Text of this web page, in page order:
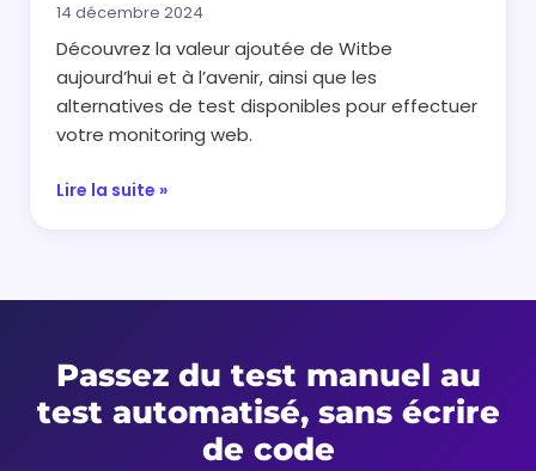
14 décembre 2024
Découvrez la valeur ajoutée de Witbe
aujourd’hui et à l’avenir, ainsi que les
alternatives de test disponibles pour effectuer
votre monitoring web.
Lire la suite »
Passez du test manuel au
test automatisé, sans écrire
de code